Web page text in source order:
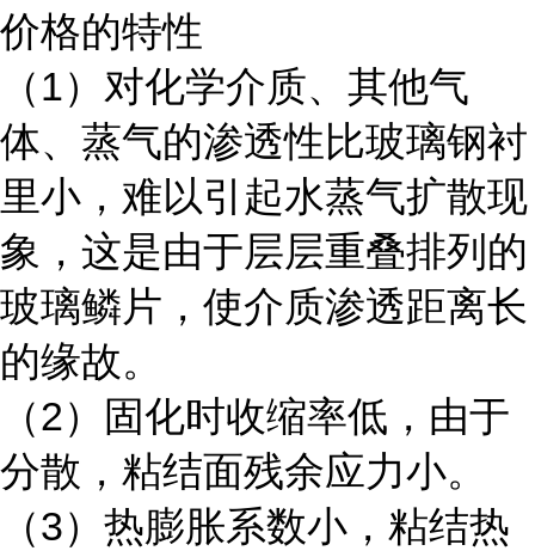
价格的特性
（1）对化学介质、其他气
体、蒸气的渗透性比玻璃钢衬
里小，难以引起水蒸气扩散现
象，这是由于层层重叠排列的
玻璃鳞片，使介质渗透距离长
的缘故。
（2）固化时收缩率低，由于
分散，粘结面残余应力小。
（3）热膨胀系数小，粘结热